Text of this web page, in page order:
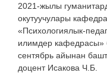
2021-жылы
окутуучулары
«Психологиялык-
илимдер кафедрасы»
сентябрь айынан
доцент Исакова Ч.Б.